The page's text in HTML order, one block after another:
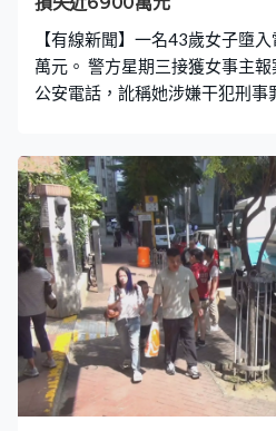
【有線新聞】一名43歲女子墮
萬元。 警方星期三接獲女事主
公安電話，訛稱她涉嫌干犯刑事
有人被捕。據了解，女事主是家
活動並將錢分81次轉入十個本
發現受騙。